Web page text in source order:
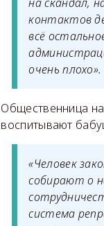
контактов
всё
очень плохо».
Общественница
воспитывают
«Человек
собирают о
система